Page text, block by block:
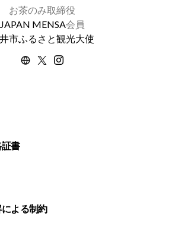
お茶のみ取締役
JAPAN MENSA会員
市ふるさと観光大使
書
よる制約